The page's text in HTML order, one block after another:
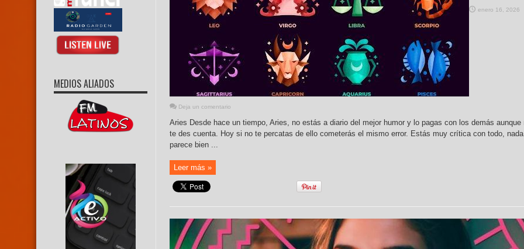
enero 16, 2026
Deja un comentario
Aries Desde hace un tiempo, Aries, no estás a diario del mejor humor y lo pagas con los demás aunque
te des cuenta. Hoy si no te percatas de ello cometerás el mismo error. Estás muy crítica con todo,
parece bien ...
Leer más »
MEDIOS ALIADOS